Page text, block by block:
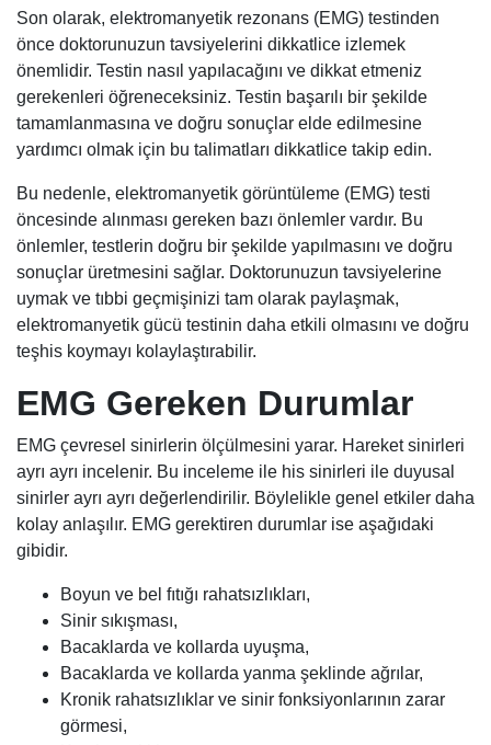
Son olarak, elektromanyetik rezonans (EMG) testinden
önce doktorunuzun tavsiyelerini dikkatlice izlemek
önemlidir. Testin nasıl yapılacağını ve dikkat etmeniz
gerekenleri öğreneceksiniz. Testin başarılı bir şekilde
tamamlanmasına ve doğru sonuçlar elde edilmesine
yardımcı olmak için bu talimatları dikkatlice takip edin.
Bu nedenle, elektromanyetik görüntüleme (EMG) testi
öncesinde alınması gereken bazı önlemler vardır. Bu
önlemler, testlerin doğru bir şekilde yapılmasını ve doğru
sonuçlar üretmesini sağlar. Doktorunuzun tavsiyelerine
uymak ve tıbbi geçmişinizi tam olarak paylaşmak,
elektromanyetik gücü testinin daha etkili olmasını ve doğru
teşhis koymayı kolaylaştırabilir.
EMG Gereken Durumlar
EMG çevresel sinirlerin ölçülmesini yarar. Hareket sinirleri
ayrı ayrı incelenir. Bu inceleme ile his sinirleri ile duyusal
sinirler ayrı ayrı değerlendirilir. Böylelikle genel etkiler daha
kolay anlaşılır. EMG gerektiren durumlar ise aşağıdaki
gibidir.
Boyun ve bel fıtığı rahatsızlıkları,
Sinir sıkışması,
Bacaklarda ve kollarda uyuşma,
Bacaklarda ve kollarda yanma şeklinde ağrılar,
Kronik rahatsızlıklar ve sinir fonksiyonlarının zarar
görmesi,